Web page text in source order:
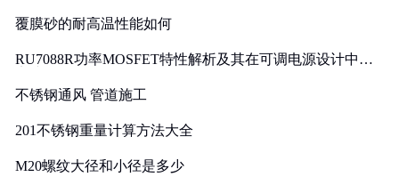
覆膜砂的耐高温性能如何
RU7088R功率MOSFET特性解析及其在可调电源设计中的
不锈钢通风 管道施工
201不锈钢重量计算方法大全
M20螺纹大径和小径是多少